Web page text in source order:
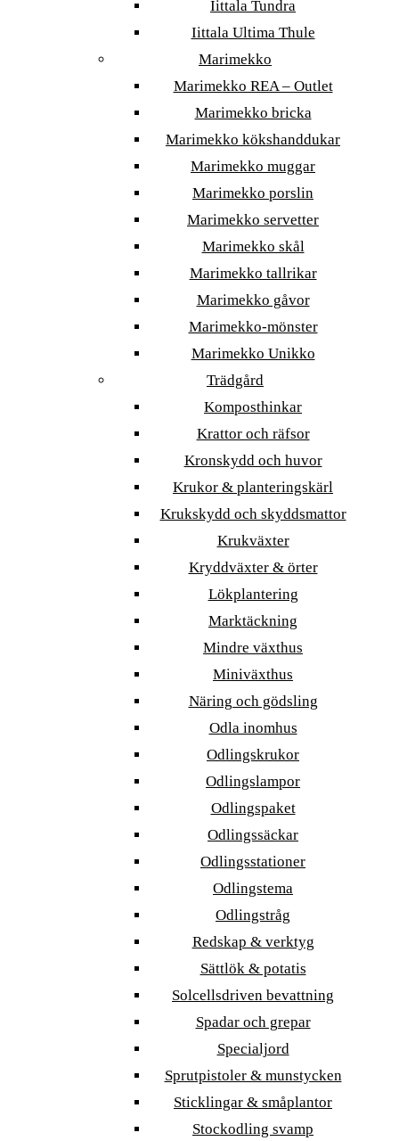
Iittala Tundra
Iittala Ultima Thule
Marimekko
Marimekko REA – Outlet
Marimekko bricka
Marimekko kökshanddukar
Marimekko muggar
Marimekko porslin
Marimekko servetter
Marimekko skål
Marimekko tallrikar
Marimekko gåvor
Marimekko-mönster
Marimekko Unikko
Trädgård
Komposthinkar
Krattor och räfsor
Kronskydd och huvor
Krukor & planteringskärl
Krukskydd och skyddsmattor
Krukväxter
Kryddväxter & örter
Lökplantering
Marktäckning
Mindre växthus
Miniväxthus
Näring och gödsling
Odla inomhus
Odlingskrukor
Odlingslampor
Odlingspaket
Odlingssäckar
Odlingsstationer
Odlingstema
Odlingstråg
Redskap & verktyg
Sättlök & potatis
Solcellsdriven bevattning
Spadar och grepar
Specialjord
Sprutpistoler & munstycken
Sticklingar & småplantor
Stockodling svamp